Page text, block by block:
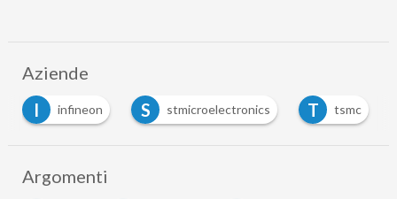
Aziende
I
infineon S stmicroelectronics T tsmc
Argomenti